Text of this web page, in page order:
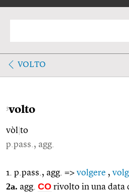
VOLTO
3volto
vòl to
p.pass., agg.
1. p.pass., agg. => volgere ,
2a. agg. CO rivolto in una data